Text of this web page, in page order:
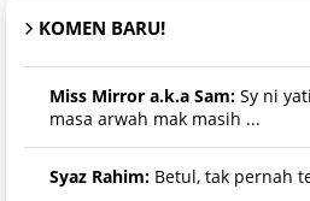
KOMEN BARU!
Miss Mirror a.k.a Sam: Sy ni
masa arwah mak masih ...
Syaz Rahim: Betul, tak pernah